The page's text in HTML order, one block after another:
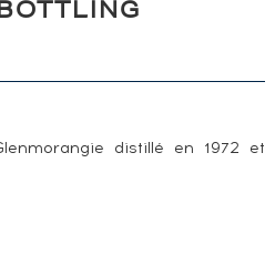
distillé en 1972 et